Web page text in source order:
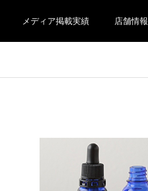
メディア掲載実績 店舗情報